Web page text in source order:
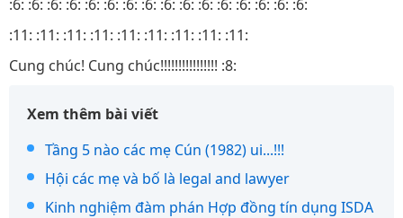
:6: :6: :6: :6: :6: :6: :6: :6: :6: :6: :6: :6: :6: :6: :6: :6:
:11: :11: :11: :11: :11: :11: :11: :11: :11:
Cung chúc! Cung chúc!!!!!!!!!!!!!!!! :8:
Xem thêm bài viết
Tầng 5 nào các mẹ Cún (1982) ui...!!!
Hội các mẹ và bố là legal and lawyer
Kinh nghiệm đàm phán Hợp đồng tín dụng ISDA